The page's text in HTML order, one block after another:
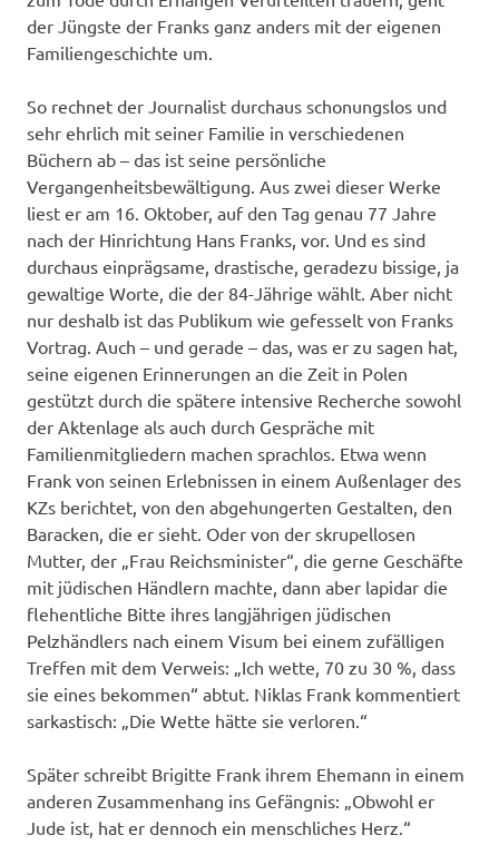
der Jüngste der Franks ganz anders mit der eigenen
Familiengeschichte um.
So rechnet der Journalist durchaus schonungslos und
sehr ehrlich mit seiner Familie in verschiedenen
Büchern ab – das ist seine persönliche
Vergangenheitsbewältigung. Aus zwei dieser Werke
liest er am 16. Oktober, auf den Tag genau 77 Jahre
nach der Hinrichtung Hans Franks, vor. Und es sind
durchaus einprägsame, drastische, geradezu bissige, ja
gewaltige Worte, die der 84-Jährige wählt. Aber nicht
nur deshalb ist das Publikum wie gefesselt von Franks
Vortrag. Auch – und gerade – das, was er zu sagen hat,
seine eigenen Erinnerungen an die Zeit in Polen
gestützt durch die spätere intensive Recherche sowohl
der Aktenlage als auch durch Gespräche mit
Familienmitgliedern machen sprachlos. Etwa wenn
Frank von seinen Erlebnissen in einem Außenlager des
KZs berichtet, von den abgehungerten Gestalten, den
Baracken, die er sieht. Oder von der skrupellosen
Mutter, der „Frau Reichsminister“, die gerne Geschäfte
mit jüdischen Händlern machte, dann aber lapidar die
flehentliche Bitte ihres langjährigen jüdischen
Pelzhändlers nach einem Visum bei einem zufälligen
Treffen mit dem Verweis: „Ich wette, 70 zu 30 %, dass
sie eines bekommen“ abtut. Niklas Frank kommentiert
sarkastisch: „Die Wette hätte sie verloren.“
Später schreibt Brigitte Frank ihrem Ehemann in einem
anderen Zusammenhang ins Gefängnis: „Obwohl er
Jude ist, hat er dennoch ein menschliches Herz.“